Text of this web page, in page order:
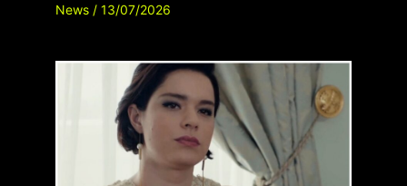
News/ 13/07/2026